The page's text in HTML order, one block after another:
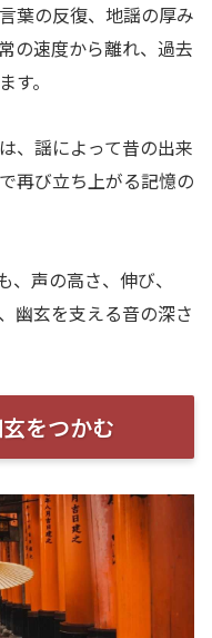
葉の反復、地謡の厚み
の速度から離れ、過去
す。
、謡によって昔の出来
再び立ち上がる記憶の
声の高さ、伸び、
幽玄を支える音の深さ
をつかむ